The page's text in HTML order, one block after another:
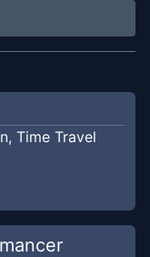
Sep 3, 2025
2025
Aug 29,
2025
, Time Travel